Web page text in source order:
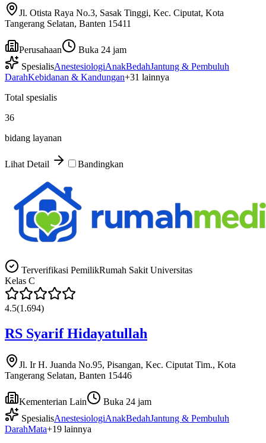
Jl. Otista Raya No.3, Sasak Tinggi, Kec. Ciputat, Kota
Tangerang Selatan, Banten 15411
Perusahaan
Buka 24 jam
SpesialisAnestesiologiAnakBedahJantung & Pembuluh
DarahKebidanan & Kandungan+31 lainnya
Total spesialis
36
bidang layanan
Lihat Detail Bandingkan
Terverifikasi PemilikRumah Sakit Universitas
Kelas C
4.5(1.694)
RS Syarif Hidayatullah
Jl. Ir H. Juanda No.95, Pisangan, Kec. Ciputat Tim., Kota
Tangerang Selatan, Banten 15446
Kementerian Lain
Buka 24 jam
SpesialisAnestesiologiAnakBedahJantung & Pembuluh
DarahMata+19 lainnya